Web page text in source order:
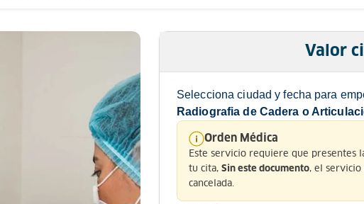
Valor
Selecciona ciudad y fecha para
Radiografia de Cadera o
Orden Médica
Este servicio requiere que presentes
tu cita, Sin este documento, el
cancelada.
magnetica